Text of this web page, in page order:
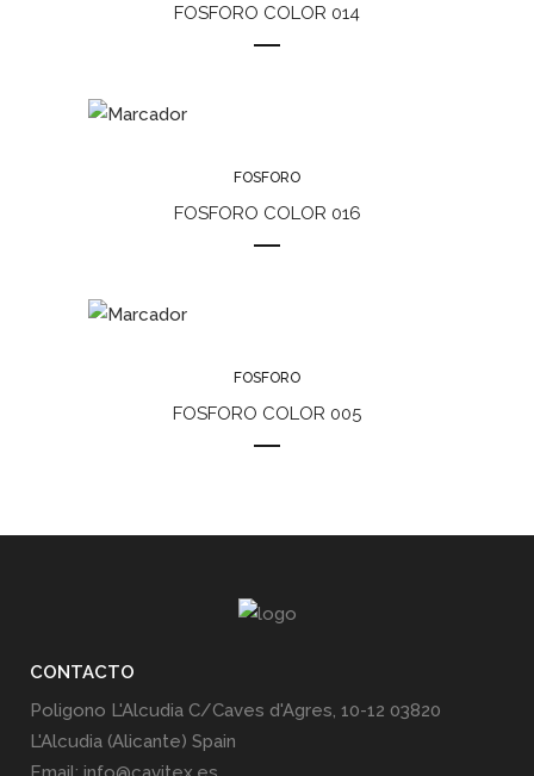
FOSFORO COLOR 014
FOSFORO
FOSFORO COLOR 016
FOSFORO
FOSFORO COLOR 005
CONTACTO
Poligono L'Alcudia C/Caves d'Agres, 10-12 03820
L'Alcudia (Alicante) Spain